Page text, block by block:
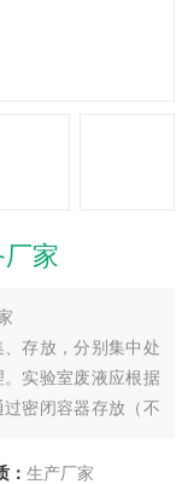
家
存放，分别集中处
实验室废液应根据
密闭容器存放（不
： 生产厂家